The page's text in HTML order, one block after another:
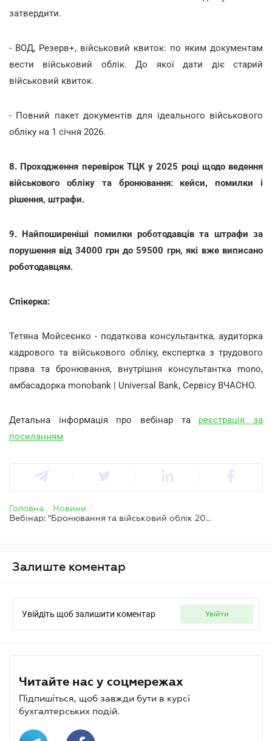
затвердити.
- ВОД, Резерв+, військовий квиток: по яким документам
вести військовий облік. До якої дати діє старий
військовий квиток.
- Повний пакет документів для ідеального військового
обліку на 1 січня 2026.
8. Проходження перевірок ТЦК у 2025 році щодо ведення
військового обліку та бронювання: кейси, помилки і
рішення, штрафи.
9. Найпоширеніші помилки роботодавців та штрафи за
порушення від 34000 грн до 59500 грн, які вже виписано
роботодавцям.
Спікерка:
Тетяна Мойсеєнко - податкова консультантка, аудиторка
кадрового та військового обліку, експертка з трудового
права та бронювання, внутрішня консультантка mono,
амбасадорка monobank | Universal Bank, Сервісу ВЧАСНО.
Детальна інформація про вебінар та реєстрація за
посиланням
Головна / Новини /
Вебінар: "Бронювання та військовий облік 2026: нові критерії, критичність, зарплата, е-кабінет, квоти та перевірки ТЦК"
Залиште коментар
Увійдіть щоб залишити коментар увійти
Читайте нас у соцмережах
Підпишіться, щоб завжди бути в курсі
бухгалтерських подій.